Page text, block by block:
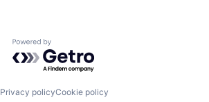
Powered by Getro.com
Privacy policyCookie policy